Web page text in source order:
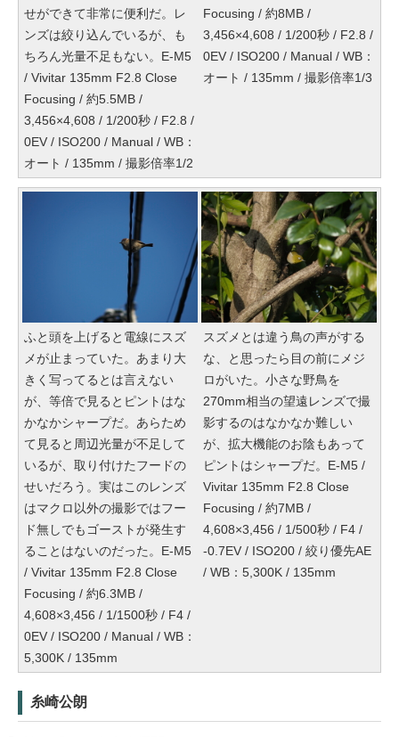
せができて非常に便利だ。レ
ンズは絞り込んでいるが、も
ちろん光量不足もない。E-M5
/ Vivitar 135mm F2.8 Close
Focusing / 約5.5MB /
3,456×4,608 / 1/200秒 / F2.8 /
0EV / ISO200 / Manual / WB：
オート / 135mm / 撮影倍率1/2
Focusing / 約8MB /
3,456×4,608 / 1/200秒 / F2.8 /
0EV / ISO200 / Manual / WB：
オート / 135mm / 撮影倍率1/3
ふと頭を上げると電線にスズ
メが止まっていた。あまり大
きく写ってるとは言えない
が、等倍で見るとピントはな
かなかシャープだ。あらため
て見ると周辺光量が不足して
いるが、取り付けたフードの
せいだろう。実はこのレンズ
はマクロ以外の撮影ではフー
ド無しでもゴーストが発生す
ることはないのだった。E-M5
/ Vivitar 135mm F2.8 Close
Focusing / 約6.3MB /
4,608×3,456 / 1/1500秒 / F4 /
0EV / ISO200 / Manual / WB：
5,300K / 135mm
スズメとは違う鳥の声がする
な、と思ったら目の前にメジ
ロがいた。小さな野鳥を
270mm相当の望遠レンズで撮
影するのはなかなか難しい
が、拡大機能のお陰もあって
ピントはシャープだ。E-M5 /
Vivitar 135mm F2.8 Close
Focusing / 約7MB /
4,608×3,456 / 1/500秒 / F4 /
-0.7EV / ISO200 / 絞り優先AE
/ WB：5,300K / 135mm
糸崎公朗